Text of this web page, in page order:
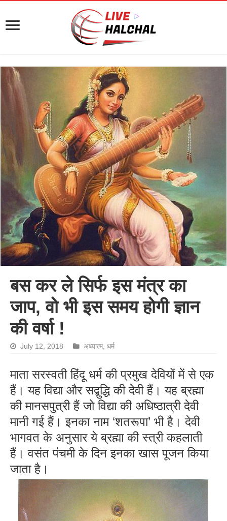
बस कर ले सिर्फ इस मंत्र का
जाप, वो भी इस समय होगी ज्ञान
की वर्षा !
July 12, 2018 अध्यात्म,धर्म
माता सरस्वती हिंदू धर्म की प्रमुख देवियों में से एक
हैं। यह विद्या और सद्बुद्धि की देवी हैं। यह ब्रह्मा
की मानसपुत्री हैं जो विद्या की अधिष्ठात्री देवी
मानी गई हैं। इनका नाम ‘शतरूपा’ भी है। देवी
भागवत के अनुसार ये ब्रह्मा की स्त्री कहलाती
हैं। वसंत पंचमी के दिन इनका खास पूजन किया
जाता है।